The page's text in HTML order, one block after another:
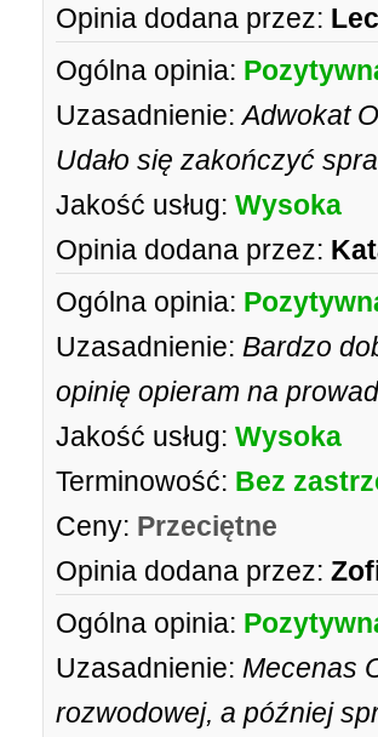
Opinia dodana przez:
Ogólna opinia:
Uzasadnienie: Adwokat
Udało się zakończyć
Jakość usług: Wysoka
Opinia dodana przez:
Ogólna opinia:
Uzasadnienie: Bardzo
opinię opieram na
Jakość usług: Wysoka
Terminowość: Bez
Ceny: Przeciętne
Opinia dodana przez:
Ogólna opinia:
Uzasadnienie: Mecenas
rozwodowej, a później